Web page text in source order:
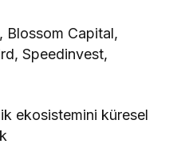
Blossom Capital,
Speedinvest,
ekosistemini küresel